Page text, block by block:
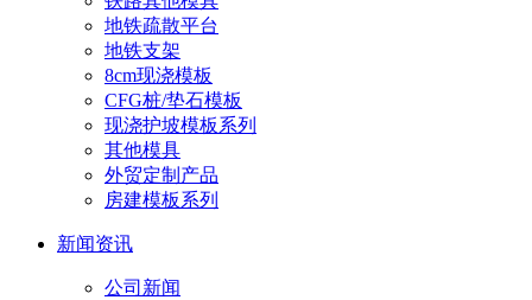
地铁疏散平台
地铁支架
8cm现浇模板
CFG桩/垫石模板
现浇护坡模板系列
其他模具
外贸定制产品
房建模板系列
新闻资讯
公司新闻